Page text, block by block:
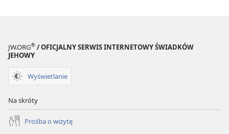
JW.ORG® / OFICJALNY SERWIS INTERNETOWY ŚWIADKÓW
JEHOWY
Wyświetlanie
Na skróty
Prośba o wizytę